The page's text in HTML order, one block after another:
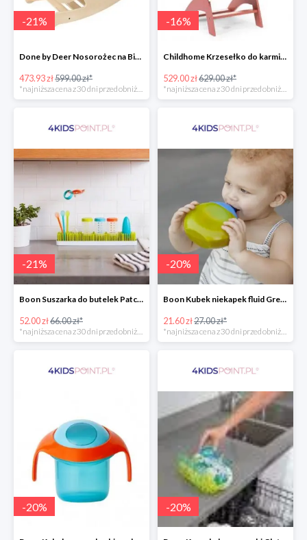
-21%
Done by Deer Nosorożec na Biegunach
473.93 zł599.00 zł*
-16%
Childhome Krzesełko do karmienia Lambda 3 ceglaste
529.00 zł629.00 zł*
-21%
Boon Suszarka do butelek Patch -20%
52.00 zł66.00 zł*
*najniższa cena z 30 dni przed obniżką
-20%
Boon Kubek niekapek fluid Green/Blue -20%
21.60 zł27.00 zł*
*najniższa cena z 30 dni przed obniżką
-20% -20%